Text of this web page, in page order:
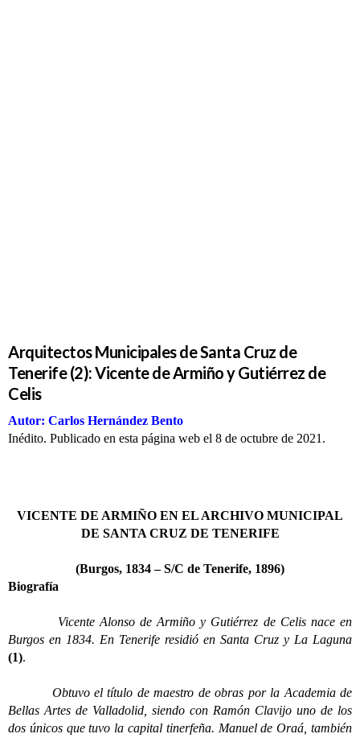
Arquitectos Municipales de Santa Cruz de
Tenerife (2): Vicente de Armiño y Gutiérrez de
Celis
Autor: Carlos Hernández Bento
Inédito. Publicado en esta página web el 8 de octubre de 2021.
VICENTE DE ARMIÑO EN EL ARCHIVO MUNICIPAL
DE SANTA CRUZ DE TENERIFE
(Burgos, 1834 – S/C de Tenerife, 1896)
Biografía
Vicente Alonso de Armiño y Gutiérrez de Celis nace en
Burgos en 1834. En Tenerife residió en Santa Cruz y La Laguna
(1).
Obtuvo el título de maestro de obras por la Academia de
Bellas Artes de Valladolid, siendo con Ramón Clavijo uno de los
dos únicos que tuvo la capital tinerfeña. Manuel de Oraá, también